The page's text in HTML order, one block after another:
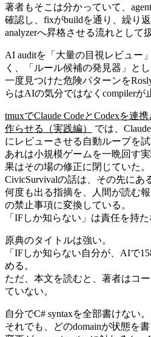
著者もそこは分かっていて、
確認し、fixがbuildを通り、繰り
analyzerへ昇格させる流れとして
AI auditを「大量の目視レビュー
く、「ルール候補の発見器」とし
一度見つけた危険パターンを
らはAIの気分ではなくcompilerが
tmuxでClaude CodeとCodexを連
作らせる（実践編）
では、
にレビューさせる自動ループを試
あれは小規模ゲームを一晩回す
果はその場の修正に閉じていた。
CivicSurvivalの話は、その先にあ
何度も出る指摘を、人間が読む
の禁止事項に変換している。
「IFしか知らない」は責任を持
原典のタイトルは強い。
「IFしか知らない自分が、AIで
める。
ただ、本文を読むと、著者はコ
ていない。
自分でC# syntaxを全部書けない。
それでも、どのdomainが状態を書